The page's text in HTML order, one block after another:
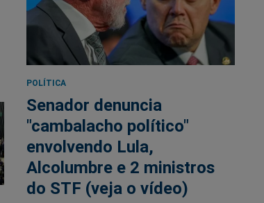
POLÍTICA
Senador denuncia
"cambalacho político"
envolvendo Lula,
Alcolumbre e 2 ministros
do STF (veja o vídeo)